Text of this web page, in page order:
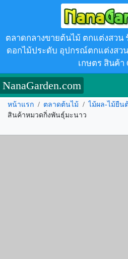
ตลาดกลางขายต้นไม้ ตกแต่งสวน
ดอกไม้ประดับ อุปกรณ์ตกแต่งสว
เกษตร สินค้า
NanaGarden.com
หน้าแรก / ตลาดต้นไม้ / ไม้ผล-ไม้ยืน
สินค้าหมวดกิ่งพันธุ์มะนาว